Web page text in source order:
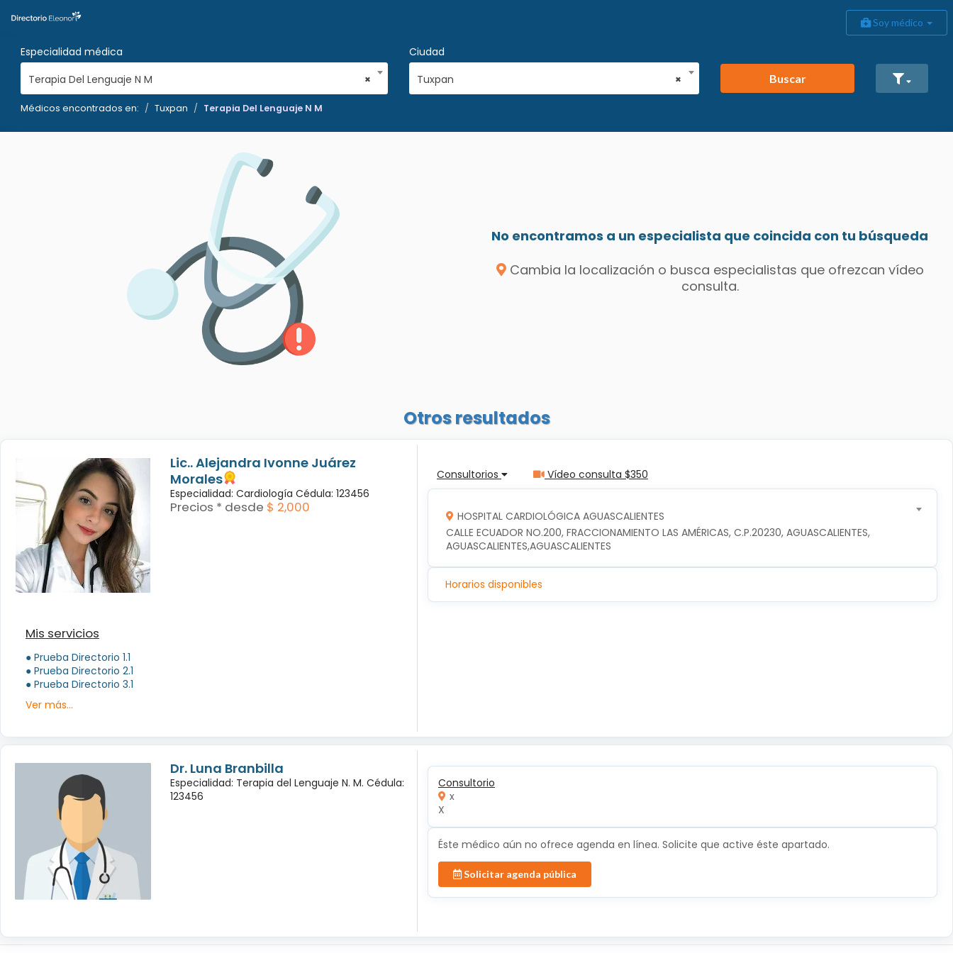
Soy médico
Especialidad médica
×
Terapia Del Lenguaje N M
Ciudad
×
Tuxpan Buscar
Médicos encontrados en: Tuxpan Terapia Del Lenguaje N M
No encontramos a un especialista que coincida con tu búsqueda
Cambia la localización o busca especialistas que ofrezcan vídeo
consulta.
Otros resultados
Lic.. Alejandra Ivonne Juárez
Morales
Especialidad: Cardiología Cédula: 123456
Precios * desde $ 2,000
Mis servicios
● Prueba Directorio 1.1
● Prueba Directorio 2.1
● Prueba Directorio 3.1
Ver más...
Consultorios Vídeo consulta $350
HOSPITAL CARDIOLÓGICA AGUASCALIENTES
CALLE ECUADOR NO.200, FRACCIONAMIENTO LAS AMÉRICAS, C.P.20230, AGUASCALIENTES,
AGUASCALIENTES,AGUASCALIENTES
Horarios disponibles
Dr. Luna Branbilla
Especialidad: Terapia del Lenguaje N. M. Cédula:
123456
Consultorio
x
X
Éste médico aún no ofrece agenda en línea. Solicite que active éste apartado.
Solicitar agenda pública